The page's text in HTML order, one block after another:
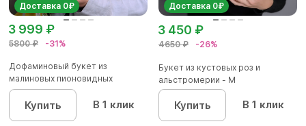
Доставка 0₽
5800 ₽ -31%
3 999 ₽
Дофаминовый букет из
малиновых пионовидных
кустовых роз...
Купить В 1 клик
Доставка 0₽
4650 ₽ -26%
3 450 ₽
Букет из кустовых роз и
альстромерии - М
Купить В 1 клик